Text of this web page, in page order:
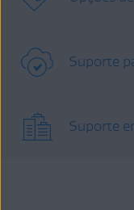
Suporte
Suporte